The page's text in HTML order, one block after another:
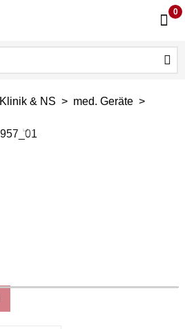
0
Klinik & NS > med. Geräte >